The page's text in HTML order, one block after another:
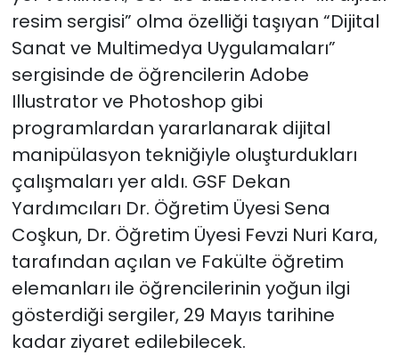
resim sergisi” olma özelliği taşıyan “Dijital
Sanat ve Multimedya Uygulamaları”
sergisinde de öğrencilerin Adobe
Illustrator ve Photoshop gibi
programlardan yararlanarak dijital
manipülasyon tekniğiyle oluşturdukları
çalışmaları yer aldı. GSF Dekan
Yardımcıları Dr. Öğretim Üyesi Sena
Coşkun, Dr. Öğretim Üyesi Fevzi Nuri Kara,
tarafından açılan ve Fakülte öğretim
elemanları ile öğrencilerinin yoğun ilgi
gösterdiği sergiler, 29 Mayıs tarihine
kadar ziyaret edilebilecek.